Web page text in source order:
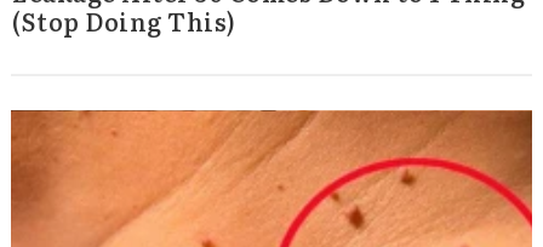
(Stop Doing This)